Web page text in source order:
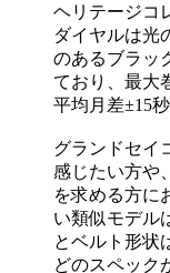
ヘリテージコ
ダイヤルは光
のあるブラッ
ており、最大
平均月差±15
グランドセイ
感じたい方や
を求める方に
い類似モデル
とベルト形状
どのスペック